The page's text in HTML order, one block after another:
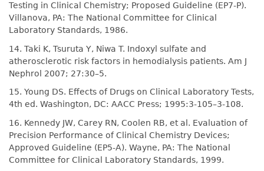
Testing in Clinical Chemistry; Proposed Guideline (EP7-P).
Villanova, PA: The National Committee for Clinical
Laboratory Standards, 1986.
14. Taki K, Tsuruta Y, Niwa T. Indoxyl sulfate and
atherosclerotic risk factors in hemodialysis patients. Am J
Nephrol 2007; 27:30–5.
15. Young DS. Effects of Drugs on Clinical Laboratory Tests,
4th ed. Washington, DC: AACC Press; 1995:3-105–3-108.
16. Kennedy JW, Carey RN, Coolen RB, et al. Evaluation of
Precision Performance of Clinical Chemistry Devices;
Approved Guideline (EP5-A). Wayne, PA: The National
Committee for Clinical Laboratory Standards, 1999.